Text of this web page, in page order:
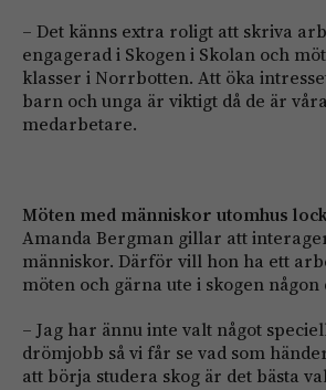
– Det känns extra roligt att skriva
engagerad i Skogen i Skolan och
klasser i Norrbotten. Att öka
barn och unga är viktigt då de är
medarbetare.
Möten med människor utomhus
Amanda Bergman gillar att
människor. Därför vill hon ha ett
möten och gärna ute i skogen någon
– Jag har ännu inte valt något
drömjobb så vi får se vad som
att börja studera skog är det bästa